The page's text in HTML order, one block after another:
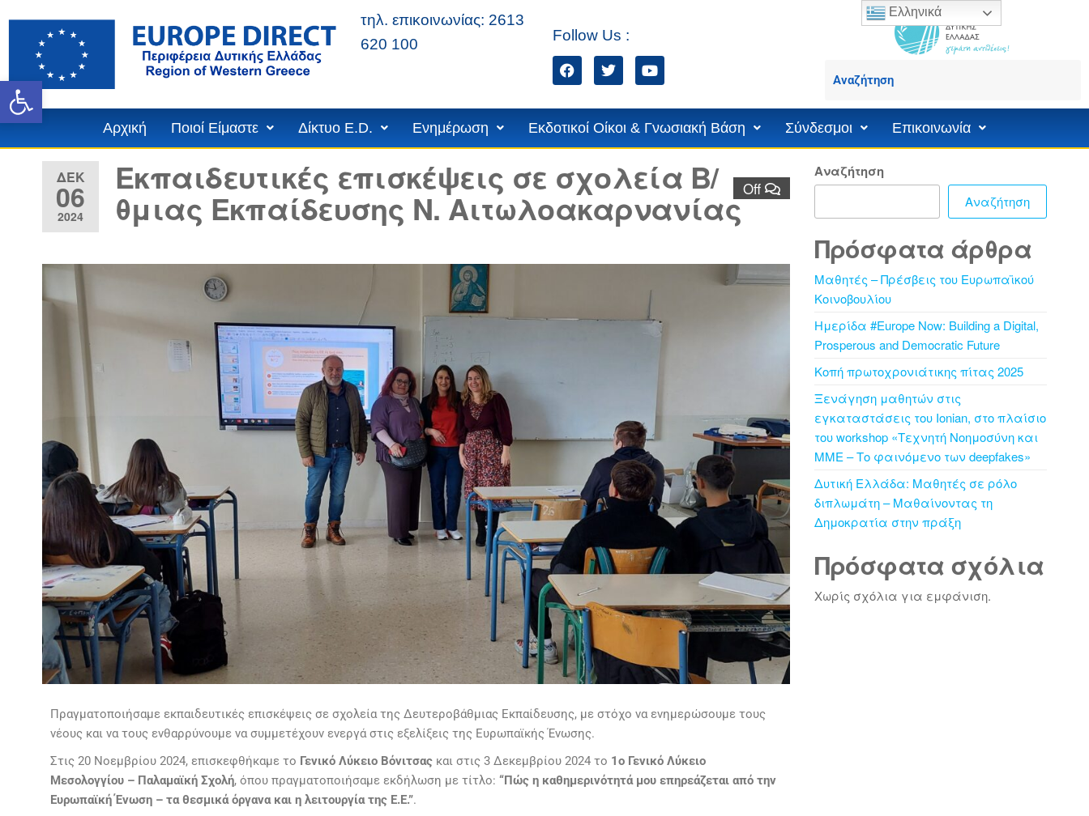
Ανοίξτε τη γραμμή εργαλείων
τηλ. επικοινωνίας: 2613
620 100
Follow Us :
Αρχική Ποιοί Είμαστε Δίκτυο E.D. Ενημέρωση Εκδοτικοί Οίκοι & Γνωσιακή Βάση Σύνδεσμοι Επικοινωνία
ΔΕΚ
06
2024
Off
Εκπαιδευτικές επισκέψεις σε σχολεία Β/
θμιας Εκπαίδευσης Ν. Αιτωλοακαρνανίας
Πραγματοποιήσαμε εκπαιδευτικές επισκέψεις σε σχολεία της Δευτεροβάθμιας Εκπαίδευσης, με στόχο να ενημερώσουμε τους
νέους και να τους ενθαρρύνουμε να συμμετέχουν ενεργά στις εξελίξεις της Ευρωπαϊκής Ένωσης.
Στις 20 Νοεμβρίου 2024, επισκεφθήκαμε το Γενικό Λύκειο Βόνιτσας και στις 3 Δεκεμβρίου 2024 το 1ο Γενικό Λύκειο
Μεσολογγίου – Παλαμαϊκή Σχολή, όπου πραγματοποιήσαμε εκδήλωση με τίτλο: “Πώς η καθημερινότητά μου επηρεάζεται από την
Ευρωπαϊκή Ένωση – τα θεσμικά όργανα και η λειτουργία της Ε.Ε.”.
Αναζήτηση
Αναζήτηση
Πρόσφατα άρθρα
Μαθητές – Πρέσβεις του Ευρωπαϊκού
Κοινοβουλίου
Ημερίδα #Europe Now: Building a Digital,
Prosperous and Democratic Future
Κοπή πρωτοχρονιάτικης πίτας 2025
Ξενάγηση μαθητών στις
εγκαταστάσεις του Ionian, στο πλαίσιο
του workshop «Τεχνητή Νοημοσύνη και
ΜΜΕ – Το φαινόμενο των deepfakes»
Δυτική Ελλάδα: Μαθητές σε ρόλο
διπλωμάτη – Μαθαίνοντας τη
Δημοκρατία στην πράξη
Πρόσφατα σχόλια
Χωρίς σχόλια για εμφάνιση.
Ελληνικά